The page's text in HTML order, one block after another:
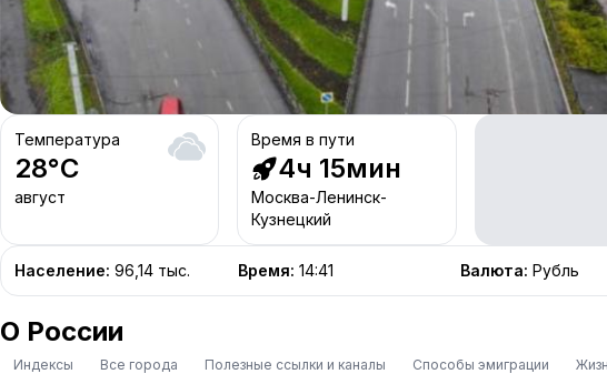
Температура
28°C
август
Время в пути
4ч 15мин
Москва-Ленинск-
Кузнецкий
Население: 96,14 тыс. Время: 14:41 Валюта: Рубль
О России
Индексы Все города Полезные ссылки и каналы Способы эмиграции